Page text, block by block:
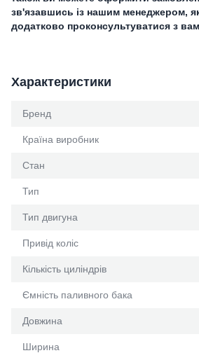
зв'язавшись із нашим менеджером,
додатково проконсультуватися з
Характеристики
Бренд
Країна виробник
Стан
Тип
Тип двигуна
Привід коліс
Кількість циліндрів
Ємність паливного бака
Довжина
Ширина